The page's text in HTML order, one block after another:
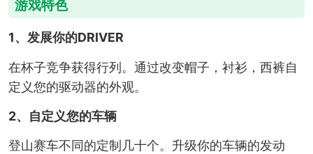
游戏特色
1、发展你的DRIVER
在杯子竞争获得行列。通过改变帽子，衬衫，西裤自
定义您的驱动器的外观。
2、自定义您的车辆
登山赛车不同的定制几十个。升级你的车辆的发动